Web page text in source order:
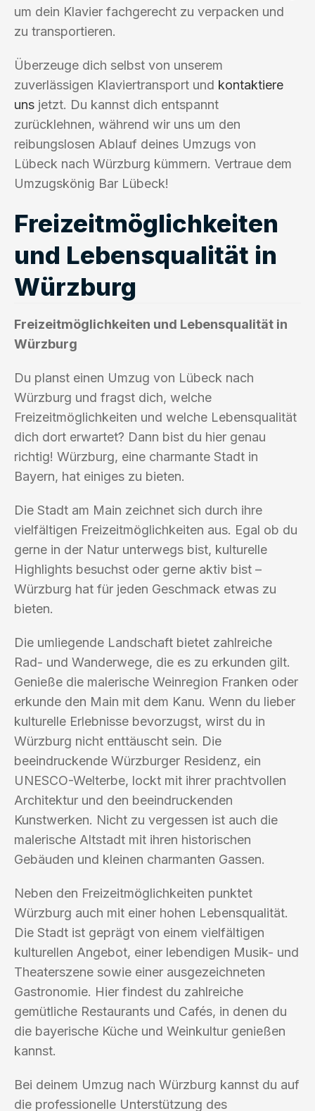
um dein Klavier fachgerecht zu verpacken und
zu transportieren.
Überzeuge dich selbst von unserem
zuverlässigen Klaviertransport und kontaktiere
uns jetzt. Du kannst dich entspannt
zurücklehnen, während wir uns um den
reibungslosen Ablauf deines Umzugs von
Lübeck nach Würzburg kümmern. Vertraue dem
Umzugskönig Bar Lübeck!
Freizeitmöglichkeiten
und Lebensqualität in
Würzburg
Freizeitmöglichkeiten und Lebensqualität in
Würzburg
Du planst einen Umzug von Lübeck nach
Würzburg und fragst dich, welche
Freizeitmöglichkeiten und welche Lebensqualität
dich dort erwartet? Dann bist du hier genau
richtig! Würzburg, eine charmante Stadt in
Bayern, hat einiges zu bieten.
Die Stadt am Main zeichnet sich durch ihre
vielfältigen Freizeitmöglichkeiten aus. Egal ob du
gerne in der Natur unterwegs bist, kulturelle
Highlights besuchst oder gerne aktiv bist –
Würzburg hat für jeden Geschmack etwas zu
bieten.
Die umliegende Landschaft bietet zahlreiche
Rad- und Wanderwege, die es zu erkunden gilt.
Genieße die malerische Weinregion Franken oder
erkunde den Main mit dem Kanu. Wenn du lieber
kulturelle Erlebnisse bevorzugst, wirst du in
Würzburg nicht enttäuscht sein. Die
beeindruckende Würzburger Residenz, ein
UNESCO-Welterbe, lockt mit ihrer prachtvollen
Architektur und den beeindruckenden
Kunstwerken. Nicht zu vergessen ist auch die
malerische Altstadt mit ihren historischen
Gebäuden und kleinen charmanten Gassen.
Neben den Freizeitmöglichkeiten punktet
Würzburg auch mit einer hohen Lebensqualität.
Die Stadt ist geprägt von einem vielfältigen
kulturellen Angebot, einer lebendigen Musik- und
Theaterszene sowie einer ausgezeichneten
Gastronomie. Hier findest du zahlreiche
gemütliche Restaurants und Cafés, in denen du
die bayerische Küche und Weinkultur genießen
kannst.
Bei deinem Umzug nach Würzburg kannst du auf
die professionelle Unterstützung des